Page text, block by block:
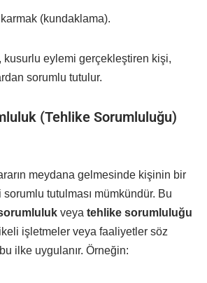
(kundaklama).
kusurlu eylemi gerçekleştiren kişi,
sorumlu tutulur.
(Tehlike Sorumluluğu)
meydana gelmesinde kişinin bir
tutulması mümkündür. Bu
veya tehlike sorumluluğu
işletmeler veya faaliyetler söz
ilke uygulanır. Örneğin: